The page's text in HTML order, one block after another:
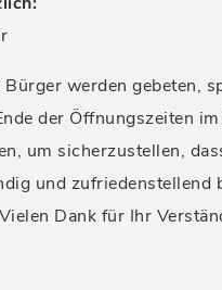
werden gebeten,
der Öffnungszeiten
um sicherzustellen,
und zufriedenstellend
Dank für Ihr